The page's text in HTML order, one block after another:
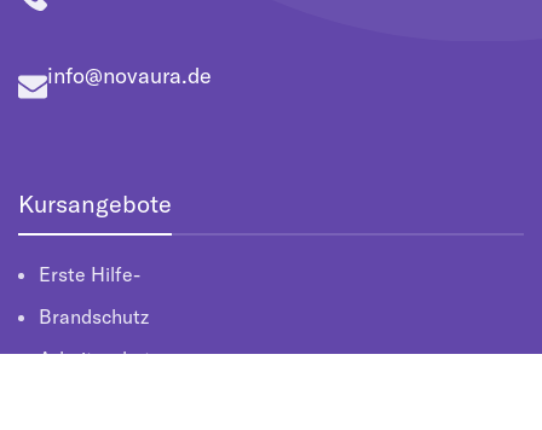
info@novaura.de
Kursangebote
Erste Hilfe-
Brandschutz
Arbeitsschutz